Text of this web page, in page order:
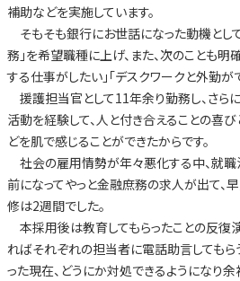
補助などを実施しています。
そもそも銀行にお世話になった動機とし
務」を希望職種に上げ、また、次のことも明
する仕事がしたい」「デスクワークと外勤が
援護担当官として11年余り勤務し、さら
活動を経験して、人と付き合えることの喜
どを肌で感じることができたからです。
社会の雇用情勢が年々悪化する中、就職
前になってやっと金融庶務の求人が出て、
修は2週間でした。
本採用後は教育してもらったことの反復
ればそれぞれの担当者に電話助言してもら
った現在、どうにか対処できるようになり余